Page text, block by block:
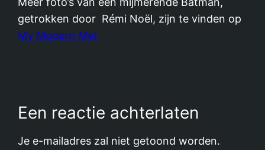
getrokken door Rémi Noël, zijn te vinden op
My Modern Met
Een reactie achterlaten
Je e-mailadres zal niet getoond worden.